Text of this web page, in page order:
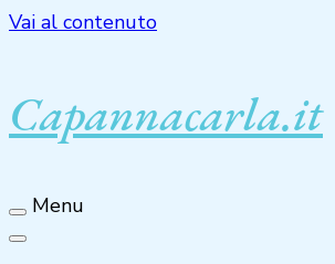
Vai al contenuto
Capannacarla.it
Menu